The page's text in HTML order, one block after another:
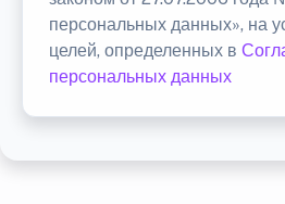
персональных данных», на
целей, определенных в
персональных данных